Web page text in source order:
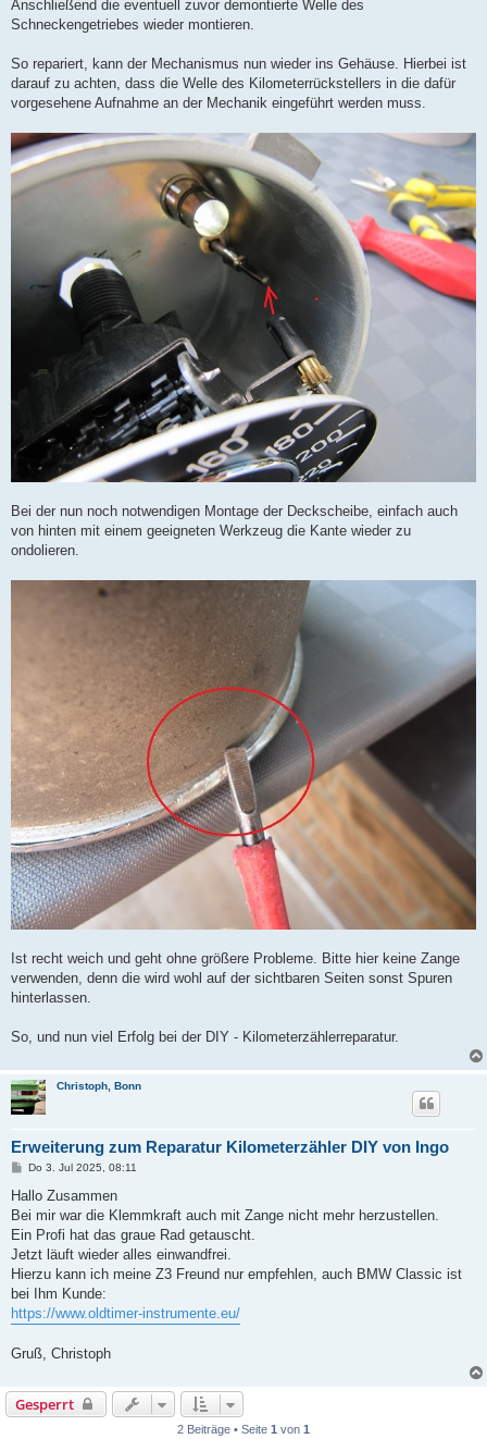
Anschließend die eventuell zuvor demontierte Welle des
Schneckengetriebes wieder montieren.
So repariert, kann der Mechanismus nun wieder ins Gehäuse. Hierbei ist
darauf zu achten, dass die Welle des Kilometerrückstellers in die dafür
vorgesehene Aufnahme an der Mechanik eingeführt werden muss.
Bei der nun noch notwendigen Montage der Deckscheibe, einfach auch
von hinten mit einem geeigneten Werkzeug die Kante wieder zu
ondolieren.
Ist recht weich und geht ohne größere Probleme. Bitte hier keine Zange
verwenden, denn die wird wohl auf der sichtbaren Seiten sonst Spuren
hinterlassen.
So, und nun viel Erfolg bei der DIY - Kilometerzählerreparatur.
Christoph, Bonn
Erweiterung zum Reparatur Kilometerzähler DIY von Ingo
B
i
r
a
Do 3. Jul 2025, 08:11
Hallo Zusammen
Bei mir war die Klemmkraft auch mit Zange nicht mehr herzustellen.
Ein Profi hat das graue Rad getauscht.
Jetzt läuft wieder alles einwandfrei.
Hierzu kann ich meine Z3 Freund nur empfehlen, auch BMW Classic ist
bei Ihm Kunde:
https://www.oldtimer-instrumente.eu/
Gruß, Christoph
Gesperrt
2 Beiträge • Seite 1 von 1